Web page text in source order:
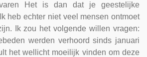
Het is dan dat je geestelijke
heb echter niet veel mensen ontmoet
Ik zou het volgende willen vragen:
werden verhoord sinds januari
het wellicht moeilijk vinden om deze